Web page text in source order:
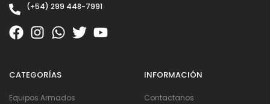
(+54) 299 448-7991
CATEGORÍAS
Equipos Armados
INFORMACIÓN
Contactanos